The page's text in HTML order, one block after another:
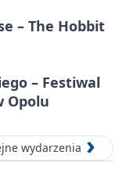
– The Hobbit
– Festiwal
Opolu
wydarzenia